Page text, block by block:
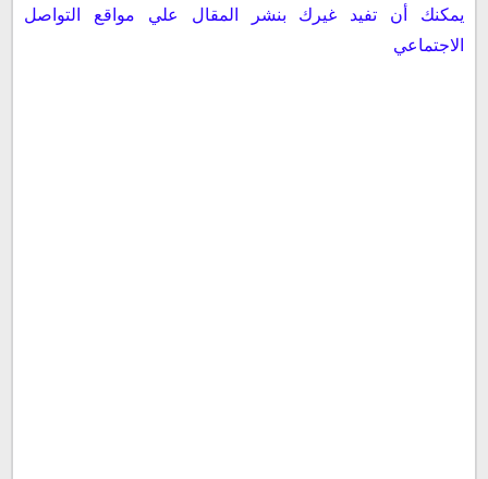
يمكنك أن تفيد غيرك بنشر المقال علي مواقع التواصل
الاجتماعي